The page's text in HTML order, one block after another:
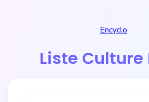
Encyclo
Liste Culture